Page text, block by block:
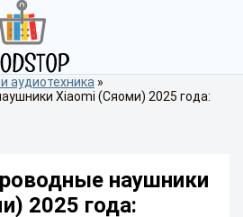
аудиотехника »
Xiaomi (Сяоми) 2025 года:
наушники
2025 года: